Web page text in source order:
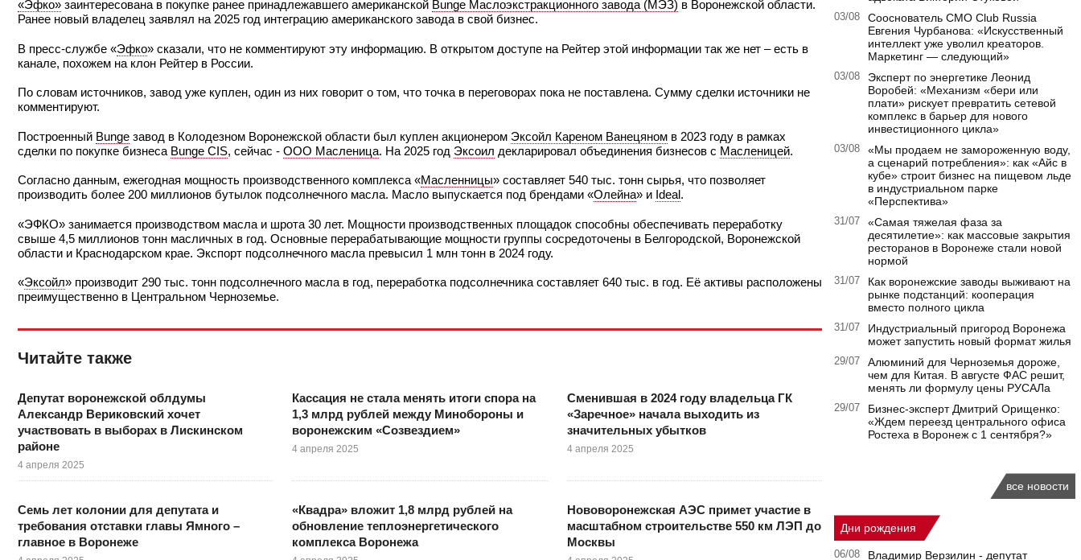
«Эфко» заинтересована в покупке ранее принадлежавшего американской Bunge Маслоэкстракционного завода (МЭЗ) в Воронежской области.
Ранее новый владелец заявлял на 2025 год интеграцию американского завода в свой бизнес.
В пресс-службе «Эфко» сказали, что не комментируют эту информацию. В открытом доступе на Рейтер этой информации так же нет – есть в
канале, похожем на клон Рейтер в России.
По словам источников, завод уже куплен, один из них говорит о том, что точка в переговорах пока не поставлена. Сумму сделки источники не
комментируют.
Построенный Bunge завод в Колодезном Воронежской области был куплен акционером Эксойл Кареном Ванецяном в 2023 году в рамках
сделки по покупке бизнеса Bunge CIS, сейчас - ООО Масленица. На 2025 год Эксоил декларировал объединения бизнесов с Масленицей.
Согласно данным, ежегодная мощность производственного комплекса «Масленницы» составляет 540 тыс. тонн сырья, что позволяет
производить более 200 миллионов бутылок подсолнечного масла. Масло выпускается под брендами «Олейна» и Ideal.
«ЭФКО» занимается производством масла и шрота 30 лет. Мощности производственных площадок способны обеспечивать переработку
свыше 4,5 миллионов тонн масличных в год. Основные перерабатывающие мощности группы сосредоточены в Белгородской, Воронежской
области и Краснодарском крае. Экспорт подсолнечного масла превысил 1 млн тонн в 2024 году.
«Эксойл» производит 290 тыс. тонн подсолнечного масла в год, переработка подсолнечника составляет 640 тыс. в год. Её активы расположены
преимущественно в Центральном Черноземье.
Читайте также
Депутат воронежской облдумы
Александр Вериковский хочет
участвовать в выборах в Лискинском
районе
4 апреля 2025
Кассация не стала менять итоги спора на
1,3 млрд рублей между Минобороны и
воронежским «Созвездием»
4 апреля 2025
Сменившая в 2024 году владельца ГК
«Заречное» начала выходить из
значительных убытков
4 апреля 2025
Семь лет колонии для депутата и
требования отставки главы Ямного –
главное в Воронеже
«Квадра» вложит 1,8 млрд рублей на
обновление теплоэнергетического
комплекса Воронежа
Нововоронежская АЭС примет участие в
масштабном строительстве 550 км ЛЭП до
Москвы
03/08
Сооснователь CMO Club Russia
Евгения Чурбанова: «Искусственный
интеллект уже уволил креаторов.
Маркетинг — следующий»
03/08
Эксперт по энергетике Леонид
Воробей: «Механизм «бери или
плати» рискует превратить сетевой
комплекс в барьер для нового
инвестиционного цикла»
03/08
«Мы продаем не замороженную воду,
а сценарий потребления»: как «Айс в
кубе» строит бизнес на пищевом льде
в индустриальном парке
«Перспектива»
31/07
«Самая тяжелая фаза за
десятилетие»: как массовые закрытия
ресторанов в Воронеже стали новой
нормой
31/07
Как воронежские заводы выживают на
рынке подстанций: кооперация
вместо полного цикла
31/07
Индустриальный пригород Воронежа
может запустить новый формат жилья
29/07
Алюминий для Черноземья дороже,
чем для Китая. В августе ФАС решит,
менять ли формулу цены РУСАЛа
29/07
Бизнес-эксперт Дмитрий Орищенко:
«Ждем переезд центрального офиса
Ростеха в Воронеж с 1 сентября?»
все новости
Дни рождения
06/08
Владимир Верзилин - депутат